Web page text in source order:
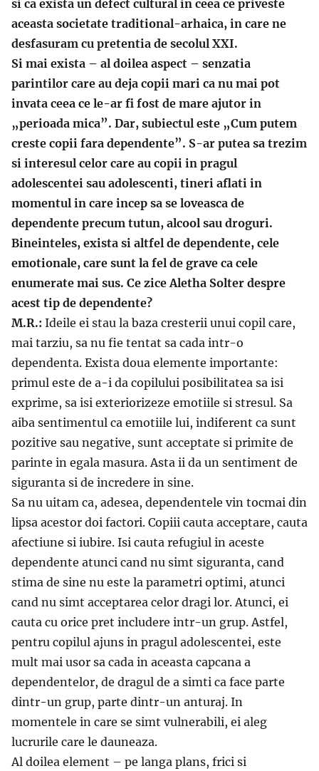
si ca exista un defect cultural in ceea ce priveste
aceasta societate traditional-arhaica, in care ne
desfasuram cu pretentia de secolul XXI.
Si mai exista – al doilea aspect – senzatia
parintilor care au deja copii mari ca nu mai pot
invata ceea ce le-ar fi fost de mare ajutor in
„perioada mica”. Dar, subiectul este „Cum putem
creste copii fara dependente”. S-ar putea sa trezim
si interesul celor care au copii in pragul
adolescentei sau adolescenti, tineri aflati in
momentul in care incep sa se loveasca de
dependente precum tutun, alcool sau droguri.
Bineinteles, exista si altfel de dependente, cele
emotionale, care sunt la fel de grave ca cele
enumerate mai sus. Ce zice Aletha Solter despre
acest tip de dependente?
M.R.: Ideile ei stau la baza cresterii unui copil care,
mai tarziu, sa nu fie tentat sa cada intr-o
dependenta. Exista doua elemente importante:
primul este de a-i da copilului posibilitatea sa isi
exprime, sa isi exteriorizeze emotiile si stresul. Sa
aiba sentimentul ca emotiile lui, indiferent ca sunt
pozitive sau negative, sunt acceptate si primite de
parinte in egala masura. Asta ii da un sentiment de
siguranta si de incredere in sine.
Sa nu uitam ca, adesea, dependentele vin tocmai din
lipsa acestor doi factori. Copiii cauta acceptare, cauta
afectiune si iubire. Isi cauta refugiul in aceste
dependente atunci cand nu simt siguranta, cand
stima de sine nu este la parametri optimi, atunci
cand nu simt acceptarea celor dragi lor. Atunci, ei
cauta cu orice pret includere intr-un grup. Astfel,
pentru copilul ajuns in pragul adolescentei, este
mult mai usor sa cada in aceasta capcana a
dependentelor, de dragul de a simti ca face parte
dintr-un grup, parte dintr-un anturaj. In
momentele in care se simt vulnerabili, ei aleg
lucrurile care le dauneaza.
Al doilea element – pe langa plans, frici si